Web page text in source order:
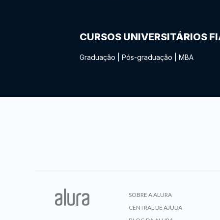
CURSOS UNIVERSITÁRIOS
Graduação Pós-graduação MBA
SOBRE A ALURA
CENTRAL DE AJUDA